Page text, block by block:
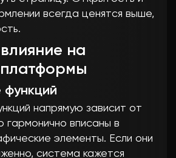
всегда ценятся выше,
на
функций
напрямую зависит от
гармонично вписаны в
элементы. Если они
система кажется